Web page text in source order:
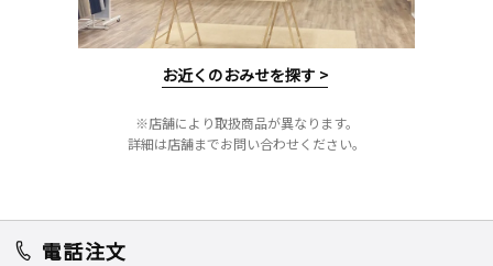
お近くのおみせを探す >
※店舗により取扱商品が異なります。
詳細は店舗までお問い合わせください。
電話注文